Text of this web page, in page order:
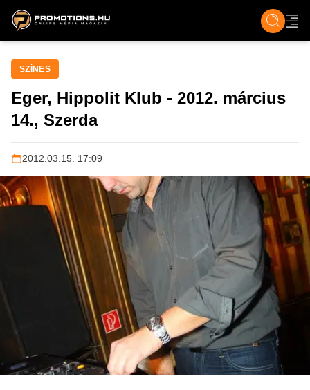
ZENE, FILM & KULT ÉLET TECH &
SZÍNES
Eger, Hippolit Klub - 2012. március
14., Szerda
2012.03.15. 17:09